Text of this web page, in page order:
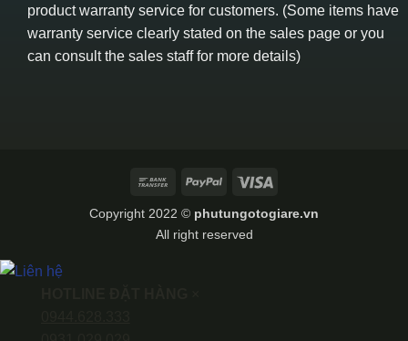
product warranty service for customers. (Some items have
warranty service clearly stated on the sales page or you
can consult the sales staff for more details)
Bank
PayPal
Copyright 2022 © phutungotogiare.vn
All right reserved